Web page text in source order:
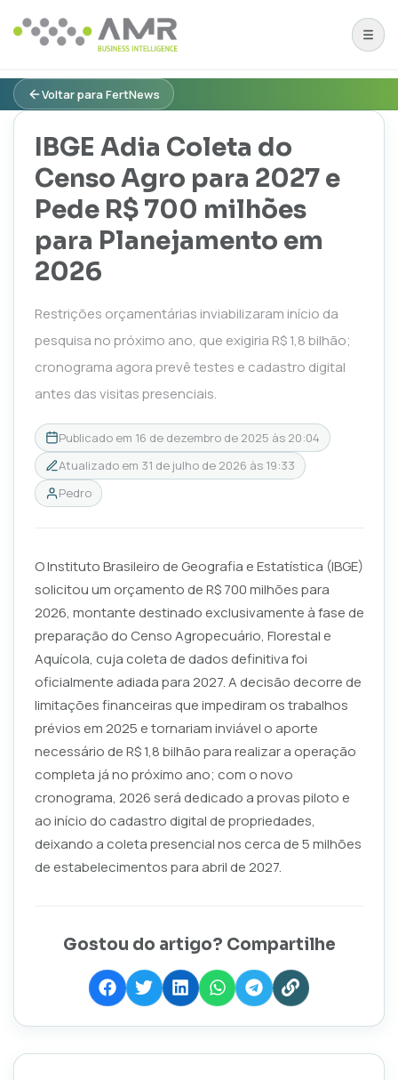
Voltar para FertNews
IBGE Adia Coleta do
Censo Agro para 2027 e
Pede R$ 700 milhões
para Planejamento em
2026
Restrições orçamentárias inviabilizaram início da
pesquisa no próximo ano, que exigiria R$ 1,8 bilhão;
cronograma agora prevê testes e cadastro digital
antes das visitas presenciais.
Publicado em 16 de dezembro de 2025 às 20:04
Atualizado em 31 de julho de 2026 às 19:33
Pedro
O Instituto Brasileiro de Geografia e Estatística (IBGE)
solicitou um orçamento de R$ 700 milhões para
2026, montante destinado exclusivamente à fase de
preparação do Censo Agropecuário, Florestal e
Aquícola, cuja coleta de dados definitiva foi
oficialmente adiada para 2027. A decisão decorre de
limitações financeiras que impediram os trabalhos
prévios em 2025 e tornariam inviável o aporte
necessário de R$ 1,8 bilhão para realizar a operação
completa já no próximo ano; com o novo
cronograma, 2026 será dedicado a provas piloto e
ao início do cadastro digital de propriedades,
deixando a coleta presencial nos cerca de 5 milhões
de estabelecimentos para abril de 2027.
Gostou do artigo? Compartilhe